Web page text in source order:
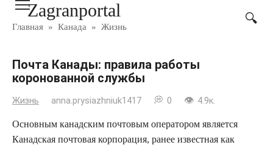
ПерейтиZagranportal
Главная » Канада » Жизнь
Почта Канады: правила работы
коронованной службы
Жизнь anna.prysiazhniuk1417 0 4.9к.
Основным канадским почтовым оператором является
Канадская почтовая корпорация, ранее известная как